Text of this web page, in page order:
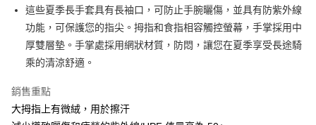
【關於「AFTEE先享後付」】
便利好安心！
１．簡單：不需註冊會員、不需綁卡、不需儲值。
２．便利：只要手機號碼，簡訊認證，即可結帳。
３．安心：先確認商品／服務後，再付款。
【「AFTEE先享後付」結帳流程】
１．於結帳方式選擇「AFTEE先享後付」後，將跳轉至「AFTEE先享後付」
結帳頁面，進行簡訊認證並確認金額後，即可完成結帳。
ATM付款
運送方式
每筆NT$60
這些夏季長手套具有長袖口，可防止手腕曬傷，並具有防紫外線
功能，可保護您的指尖。拇指和食指相容觸控螢幕，手掌採用中
厚雙層墊。手掌處採用網狀材質，防悶，讓您在夏季享受長途騎
乘的清涼舒適。
銷售重點
大拇指上有微絨，用於擦汗